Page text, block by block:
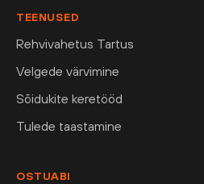
TEENUSED
Rehvivahetus Tartus
Velgede värvimine
Sõidukite keretööd
Tulede taastamine
OSTUABI